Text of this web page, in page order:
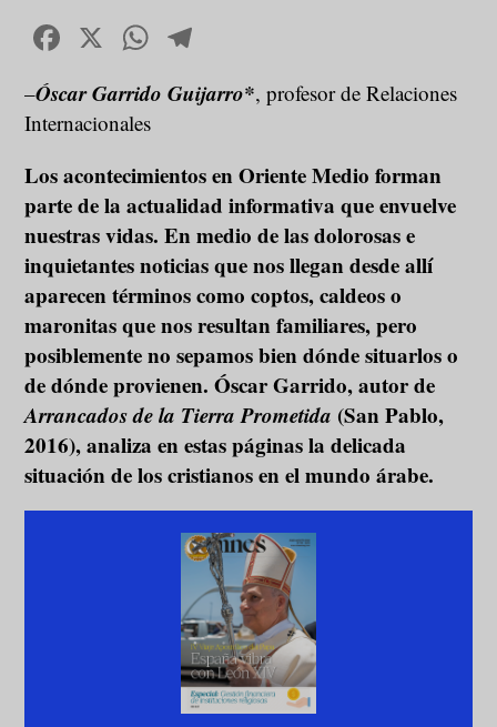
Facebook
X WhatsApp
–Óscar Garrido Guijarro*, profesor de Relaciones
Internacionales
Los acontecimientos en Oriente Medio forman
parte de la actualidad informativa que envuelve
nuestras vidas. En medio de las dolorosas e
inquietantes noticias que nos llegan desde allí
aparecen términos como coptos, caldeos o
maronitas que nos resultan familiares, pero
posiblemente no sepamos bien dónde situarlos o
de dónde provienen. Óscar Garrido, autor de
Arrancados de la Tierra Prometida (San Pablo,
2016), analiza en estas páginas la delicada
situación de los cristianos en el mundo árabe.